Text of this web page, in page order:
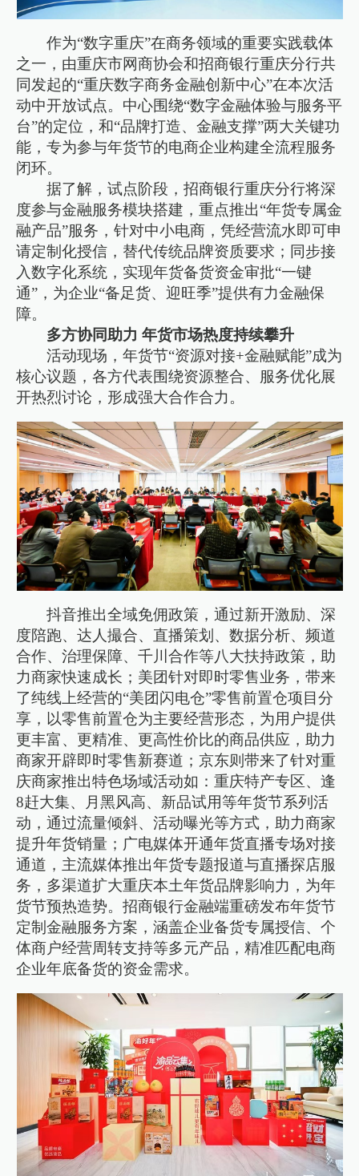
作为“数字重庆”在商务领域的重要实践载体
之一，由重庆市网商协会和招商银行重庆分行共
同发起的“重庆数字商务金融创新中心”在本次活
动中开放试点。中心围绕“数字金融体验与服务平
台”的定位，和“品牌打造、金融支撑”两大关键功
能，专为参与年货节的电商企业构建全流程服务
闭环。
据了解，试点阶段，招商银行重庆分行将深
度参与金融服务模块搭建，重点推出“年货专属金
融产品”服务，针对中小电商，凭经营流水即可申
请定制化授信，替代传统品牌资质要求；同步接
入数字化系统，实现年货备货资金审批“一键
通”，为企业“备足货、迎旺季”提供有力金融保
障。
多方协同助力 年货市场热度持续攀升
活动现场，年货节“资源对接+金融赋能”成为
核心议题，各方代表围绕资源整合、服务优化展
开热烈讨论，形成强大合作合力。
抖音推出全域免佣政策，通过新开激励、深
度陪跑、达人撮合、直播策划、数据分析、频道
合作、治理保障、千川合作等八大扶持政策，助
力商家快速成长；美团针对即时零售业务，带来
了纯线上经营的“美团闪电仓”零售前置仓项目分
享，以零售前置仓为主要经营形态，为用户提供
更丰富、更精准、更高性价比的商品供应，助力
商家开辟即时零售新赛道；京东则带来了针对重
庆商家推出特色场域活动如：重庆特产专区、逢
8赶大集、月黑风高、新品试用等年货节系列活
动，通过流量倾斜、活动曝光等方式，助力商家
提升年货销量；广电媒体开通年货直播专场对接
通道，主流媒体推出年货专题报道与直播探店服
务，多渠道扩大重庆本土年货品牌影响力，为年
货节预热造势。招商银行金融端重磅发布年货节
定制金融服务方案，涵盖企业备货专属授信、个
体商户经营周转支持等多元产品，精准匹配电商
企业年底备货的资金需求。